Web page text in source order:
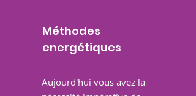
Méthodes
energétiques
Aujourd'hui vous avez la